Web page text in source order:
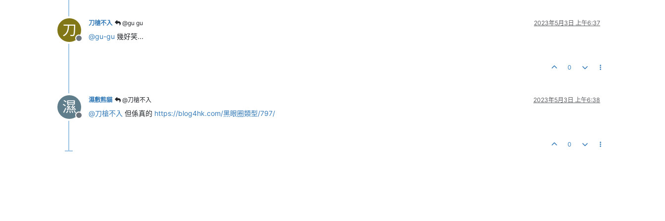
刀
離線
刀槍不入 @gu gu 2023年5月3日 上午6:37
@gu-gu 幾好笑...
0
濕
離線
濕敷熊貓 @刀槍不入 2023年5月3日 上午6:38
@刀槍不入 但係真的 https://blog4hk.com/黑眼圈類型/797/
0